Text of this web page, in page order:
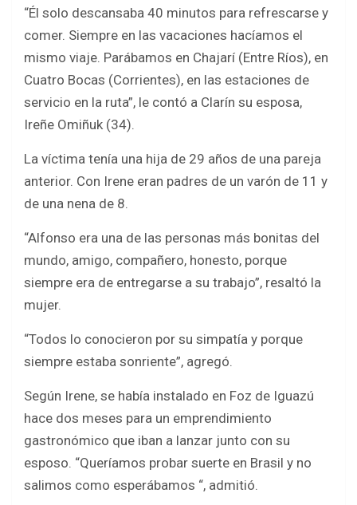
“Él solo descansaba 40 minutos para refrescarse y
comer. Siempre en las vacaciones hacíamos el
mismo viaje. Parábamos en Chajarí (Entre Ríos), en
Cuatro Bocas (Corrientes), en las estaciones de
servicio en la ruta”, le contó a Clarín su esposa,
Ireñe Omiñuk (34).
La víctima tenía una hija de 29 años de una pareja
anterior. Con Irene eran padres de un varón de 11 y
de una nena de 8.
“Alfonso era una de las personas más bonitas del
mundo, amigo, compañero, honesto, porque
siempre era de entregarse a su trabajo”, resaltó la
mujer.
“Todos lo conocieron por su simpatía y porque
siempre estaba sonriente”, agregó.
Según Irene, se había instalado en Foz de Iguazú
hace dos meses para un emprendimiento
gastronómico que iban a lanzar junto con su
esposo. “Queríamos probar suerte en Brasil y no
salimos como esperábamos “, admitió.